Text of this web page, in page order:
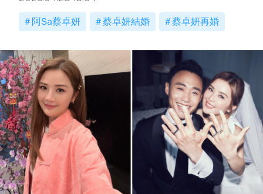
阿Sa蔡卓妍 蔡卓妍結婚 蔡卓妍再婚